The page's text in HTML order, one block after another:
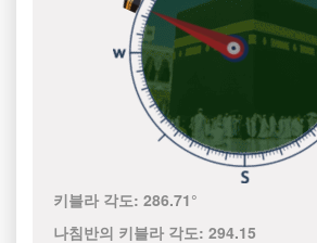
키블라 각도:286.71°
나침반의 키블라 각도:294.15